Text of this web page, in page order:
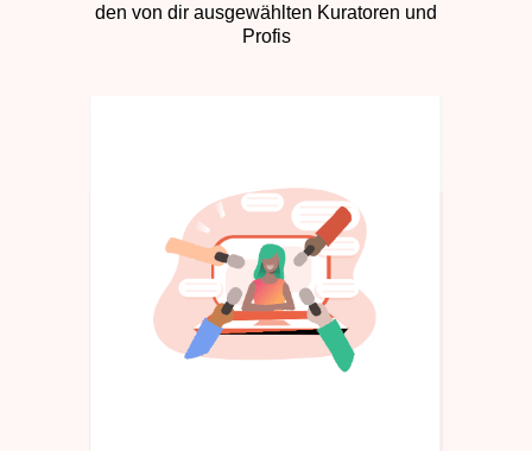
den von dir ausgewählten Kuratoren und
Profis